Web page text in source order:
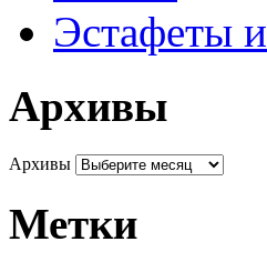
Эстафеты
Архивы
Архивы
Метки